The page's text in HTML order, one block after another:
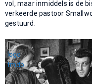
vol, maar inmiddels is de
verkeerde pastoor
gestuurd.